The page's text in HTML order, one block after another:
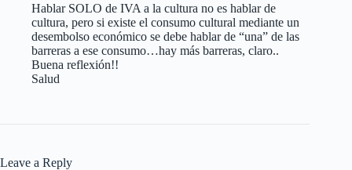
Hablar SOLO de IVA a la cultura no es hablar de
cultura, pero si existe el consumo cultural mediante un
desembolso económico se debe hablar de “una” de las
barreras a ese consumo…hay más barreras, claro..
Buena reflexión!!
Salud
Leave a Reply